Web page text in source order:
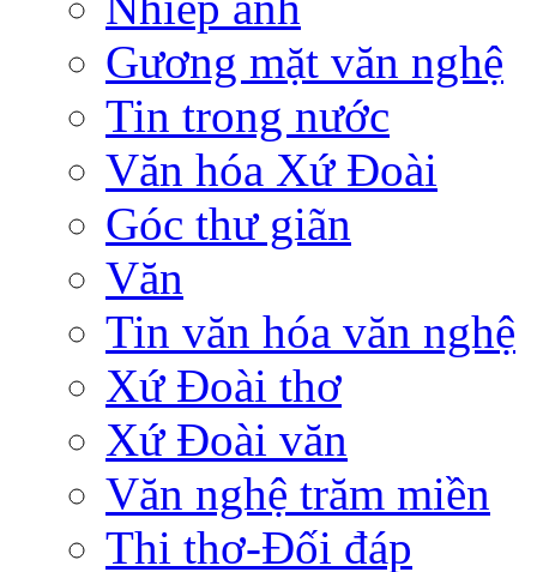
Gương mặt văn nghệ
Tin trong nước
Văn hóa Xứ Đoài
Góc thư giãn
Văn
Tin văn hóa văn nghệ
Xứ Đoài thơ
Xứ Đoài văn
Văn nghệ trăm miền
Thi thơ-Đối đáp